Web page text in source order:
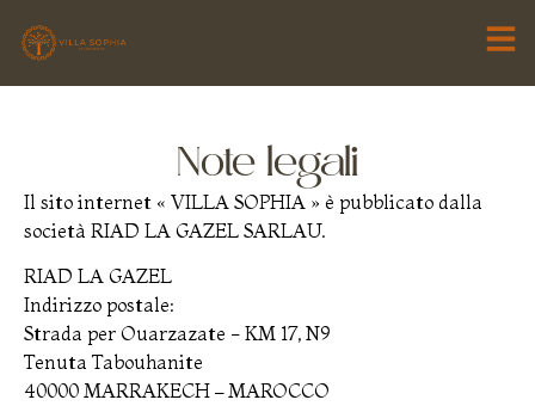
Note legali
Il sito internet « VILLA SOPHIA » è pubblicato dalla
società RIAD LA GAZEL SARLAU.
RIAD LA GAZEL
Indirizzo postale:
Strada per Ouarzazate - KM 17, N9
Tenuta Tabouhanite
40000 MARRAKECH – MAROCCO